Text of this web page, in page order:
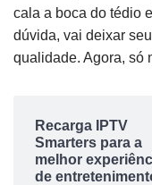
cala a boca do tédio
dúvida, vai deixar
qualidade. Agora, só
Recarga IPTV
Smarters para a
melhor
de